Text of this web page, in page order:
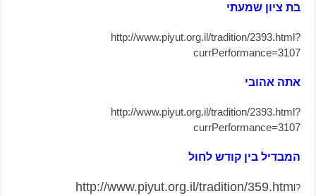
בת ציון שמעתי
http://www.piyut.org.il/tradition/2393.html?
currPerformance=3107
אתה אהובי
http://www.piyut.org.il/tradition/2393.html?
currPerformance=3107
המבדיל בין קודש לחול
http://www.piyut.org.il/tradition/359.htm l?